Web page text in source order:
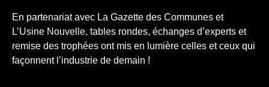
En partenariat avec La Gazette des Communes et
L’Usine Nouvelle, tables rondes, échanges d’experts et
remise des trophées ont mis en lumière celles et ceux qui
façonnent l’industrie de demain !